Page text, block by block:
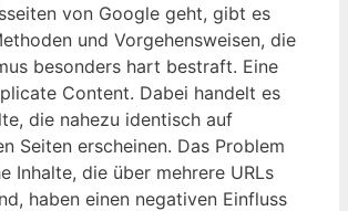
von Google geht, gibt es
und Vorgehensweisen, die
besonders hart bestraft. Eine
Content. Dabei handelt es
die nahezu identisch auf
Seiten erscheinen. Das Problem
Inhalte, die über mehrere URLs
haben einen negativen Einfluss